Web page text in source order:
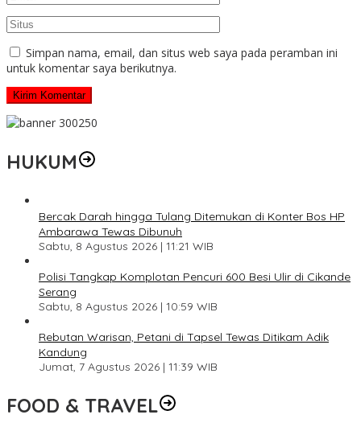
Simpan nama, email, dan situs web saya pada peramban ini
untuk komentar saya berikutnya.
HUKUM
Bercak Darah hingga Tulang Ditemukan di Konter Bos HP
Ambarawa Tewas Dibunuh
Sabtu, 8 Agustus 2026 | 11:21 WIB
Polisi Tangkap Komplotan Pencuri 600 Besi Ulir di Cikande
Serang
Sabtu, 8 Agustus 2026 | 10:59 WIB
Rebutan Warisan, Petani di Tapsel Tewas Ditikam Adik
Kandung
Jumat, 7 Agustus 2026 | 11:39 WIB
FOOD & TRAVEL